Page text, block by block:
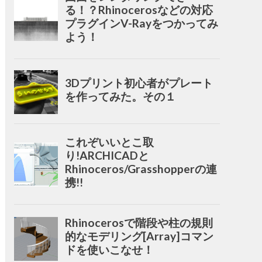
る！？Rhinocerosなどの対応
プラグインV-Rayをつかってみ
よう！
3Dプリント初心者がプレート
を作ってみた。その１
これぞいいとこ取
り!ARCHICADと
Rhinoceros/Grasshopperの連
携!!
Rhinocerosで階段や柱の規則
的なモデリング[Array]コマン
ドを使いこなせ！